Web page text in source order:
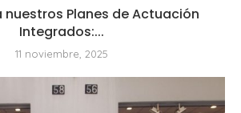
nuestros Planes de Actuación
Integrados:...
11 noviembre, 2025